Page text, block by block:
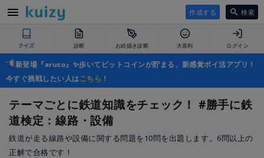
作成する 検索
クイズ 診断 お絵描き診断 大喜利 ログイン
新登場『aruco』✨歩いてビットコインが貯まる、新感覚ポイ活アプリ！
今すぐ挑戦したい人はこちら ！
テーマごとに鉄道知識をチェック！ #勝手に鉄
道検定：線路・設備
鉄道が走る線路や設備に関する問題を10問を出題します。6問以上の
正解で合格です！